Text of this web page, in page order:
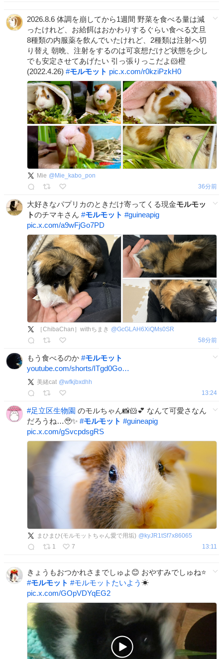
2026.8.6 体調を崩してから1週間 野菜を食べる量は減
ったけれど、お給餌はおかわりするぐらい食べる文旦
8種類の内服薬を飲んでいたけれど、2種類は注射へ切
り替え 朝晩、注射をするのは可哀想だけど状態を少し
でも安定させてあげたい 引っ張りっこだよ🐹橙
(2022.4.26) #モルモット pic.x.com/r0kziPzkH0
Mie @ Mie_kabo_pon
36分前
大好きなパプリカのときだけ寄ってくる現金モルモッ
トのチマキさん #モルモット #guineapig
pic.x.com/a9wFjGo7PD
［ChibaChan］withちまき @GcGLAH6XiQMs0SR
58分前
もう食べるのか #モルモット
youtube.com/shorts/ITgd0Go…
美緒cat @wfkjbxdhh
13:24
#足立区生物園 のモルちゃん📸🐹💕 なんて可愛さなん
だろうね…🥹✨ #モルモット #guineapig
pic.x.com/gSvcpdsgRS
まひまひ(モルモットちゃん愛で用垢) @ kyJR1tSf7x86065
1
7 13:11
きょうもおつかれさまでしゅよ😊 おやすみでしゅね⭐
#モルモット #モルモットたいよう ☀
pic.x.com/GOpVDYqEG2